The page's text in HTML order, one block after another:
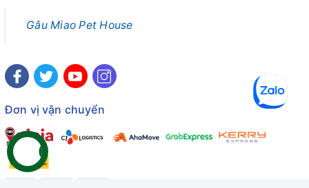
Gâu Miao Pet House
Đơn vị vận chuyển